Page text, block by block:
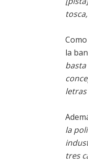
la
la
tres